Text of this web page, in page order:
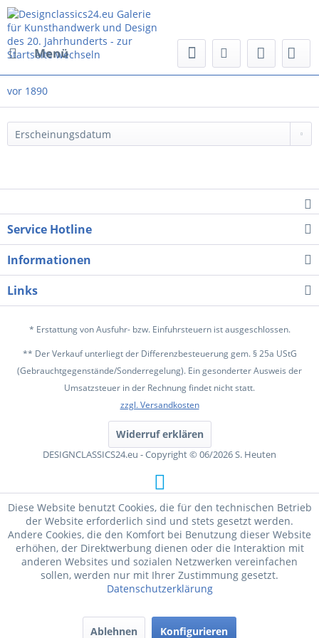
Menü
vor 1890
Service Hotline
Informationen
Links
* Erstattung von Ausfuhr- bzw. Einfuhrsteuern ist ausgeschlossen.
** Der Verkauf unterliegt der Differenzbesteuerung gem. § 25a UStG
(Gebrauchtgegenstände/Sonderregelung). Ein gesonderter Ausweis der
Umsatzsteuer in der Rechnung findet nicht statt.
zzgl. Versandkosten
Widerruf erklären
DESIGNCLASSICS24.eu - Copyright © 06/2026 S. Heuten
Diese Website benutzt Cookies, die für den technischen Betrieb
der Website erforderlich sind und stets gesetzt werden.
Andere Cookies, die den Komfort bei Benutzung dieser Website
erhöhen, der Direktwerbung dienen oder die Interaktion mit
anderen Websites und sozialen Netzwerken vereinfachen
sollen, werden nur mit Ihrer Zustimmung gesetzt.
Datenschutzerklärung
Ablehnen Konfigurieren